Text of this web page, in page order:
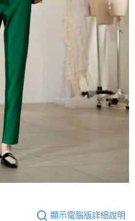
顯示電腦版詳細說明